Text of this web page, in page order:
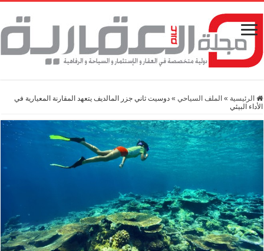
الرئيسية » الملف السياحي » دوسيت ثاني جزر المالديف يتعهد المقارنة المعيارية في
الأداء البيئي